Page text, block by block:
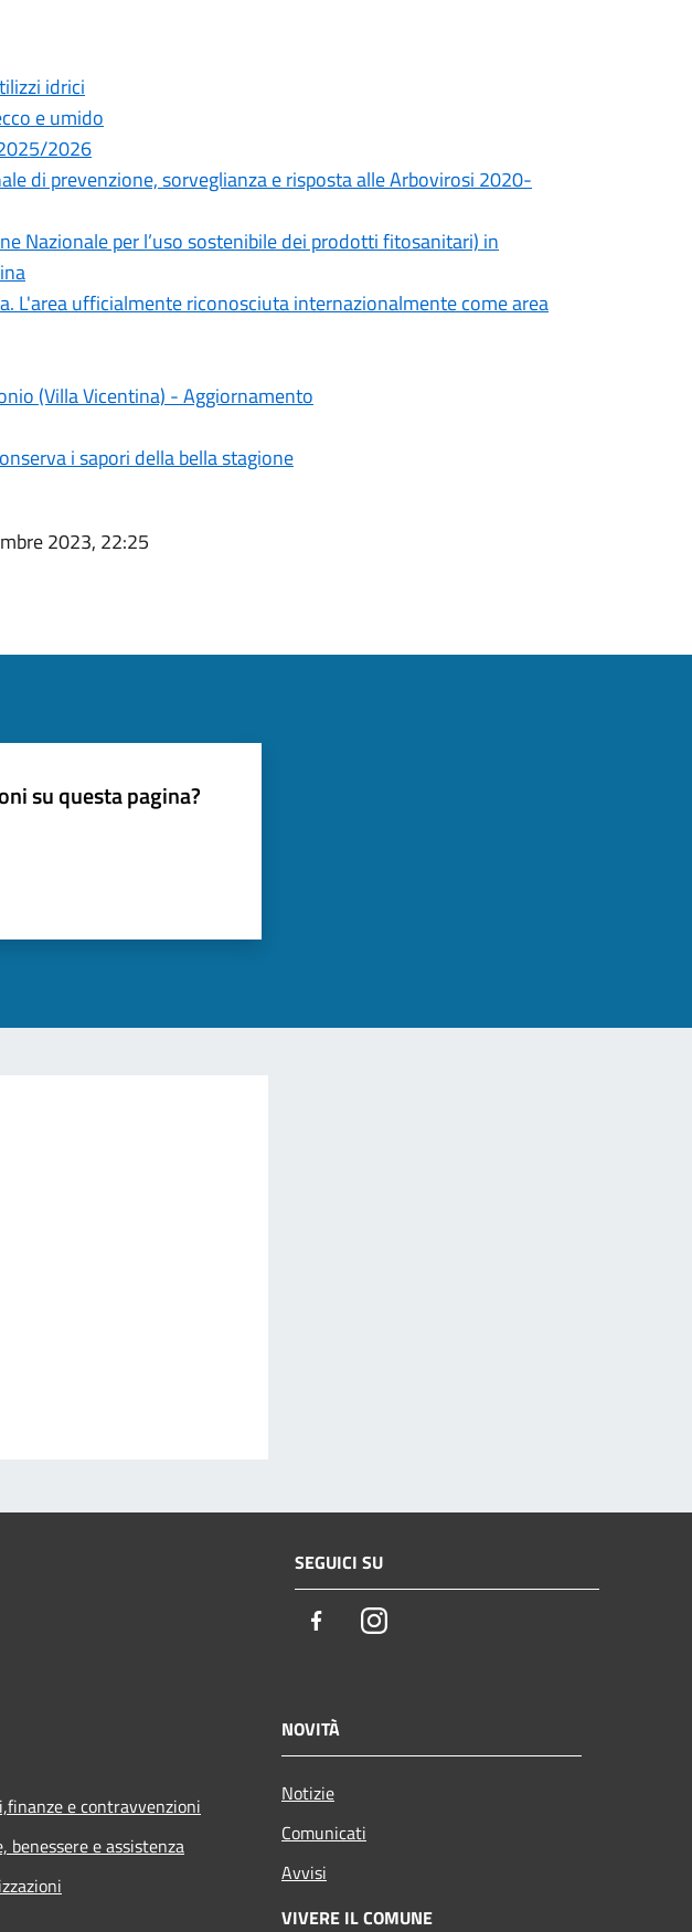
idrici
e umido
2026
di prevenzione, sorveglianza e risposta alle Arbovirosi 2020-
Nazionale per l’uso sostenibile dei prodotti fitosanitari) in
L'area ufficialmente riconosciuta internazionalmente come area
(Villa Vicentina) - Aggiornamento
i sapori della bella stagione
2023, 22:25
su questa pagina?
SEGUICI SU
FacebookInstagram
e contravvenzioni
benessere e assistenza
NOVITÀ
Notizie
Comunicati
Avvisi
VIVERE IL COMUNE